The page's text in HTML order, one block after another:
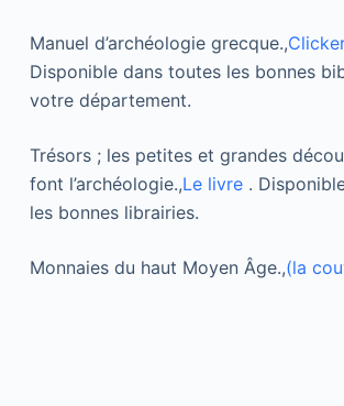
Manuel d’archéologie grecque.,
Disponible dans toutes les bonnes
votre département.
Trésors ; les petites et grandes
font l’archéologie.,Le livre .
les bonnes librairies.
Monnaies du haut Moyen Âge.,(la